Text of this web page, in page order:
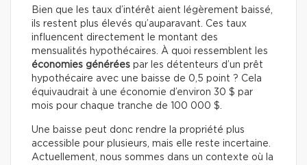
Bien que les taux d’intérêt aient légèrement baissé,
ils restent plus élevés qu’auparavant. Ces taux
influencent directement le montant des
mensualités hypothécaires. À quoi ressemblent les
économies générées par les détenteurs d’un prêt
hypothécaire avec une baisse de 0,5 point ? Cela
équivaudrait à une économie d’environ 30 $ par
mois pour chaque tranche de 100 000 $.
Une baisse peut donc rendre la propriété plus
accessible pour plusieurs, mais elle reste incertaine.
Actuellement, nous sommes dans un contexte où la